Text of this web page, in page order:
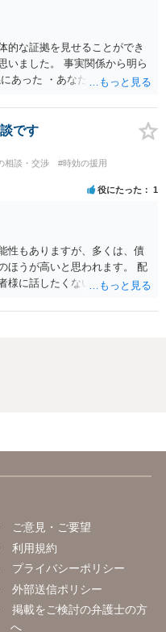
的な証拠を見せることができ
いました。 事実関係から明ら
あった ・あなたから相手に金
たかもしれないが、不法原因
だけからは、不法原因給付であ
。 不貞当事者間での貸金だか
りません。 あなたが性行為
いう事情などが必要です。
です
相談・交渉
#時効の援用
役にたった 1
性もありますが、多くは、債
ほうが高いと思われます。 配
様に話したくない事情等もあ
め、御主人に法律事務所に相
とりで行ってもらうほうがい
状態で配偶者が亡くなると債
（相続放棄などの亡くなっ
様にも関係することだとし
ご意見・ご要望
利用規約
プライバシーポリシー
外部送信ポリシー
掲載をご検討の弁護士の方
へ